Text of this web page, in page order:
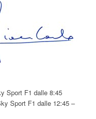
Sport F1 dalle 8:45
Sport F1 dalle 12:45 –